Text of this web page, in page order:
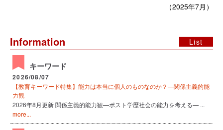
（2025年7月）
Information List
キーワード
2026/08/07
【教育キーワード特集】能力は本当に個人のものなのか？―関係主義的能
力観
2026年8月更新 関係主義的能力観―ポスト学歴社会の能力を考える― ...
more...